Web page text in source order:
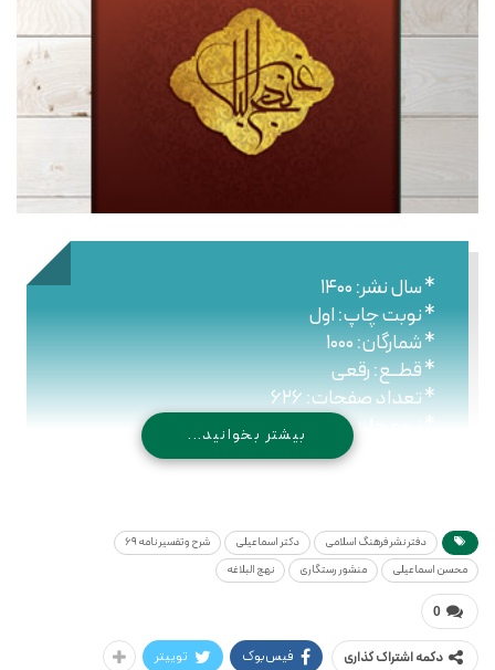
* سال نشر: ۱۴۰۰
* نوبت چاپ: اول
* شمارگان: ۱۰۰۰
* قطــع: رقعی
* تعداد صفحات: ۶۲۶
* نـوع جلـد: شومیز
محسن اسماعیلی
منشور رستگاری
بیشتر بخوانید...
دفتر نشر فرهنگ اسلامی دکتر اسماعیلی
شرح و تفسیر نامه 69
محسن اسماعیلی
منشور رستگاری نهج البلاغه
0
دکمه اشتراک گذاری فیس‌بوک توییتر